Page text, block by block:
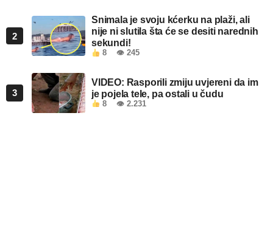
2
Snimala je svoju kćerku na plaži, ali
nije ni slutila šta će se desiti narednih
sekundi!
8 👁 245
3
VIDEO: Rasporili zmiju uvjereni da im
je pojela tele, pa ostali u čudu
8 👁 2.231